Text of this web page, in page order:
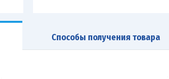
Способы получения товара